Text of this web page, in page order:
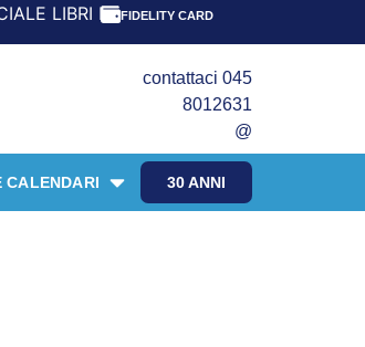
LIBRI PER I 30 ANNI DEL FRANGENTE!
FIDELITY CARD
contattaci 045
8012631
@
30 ANNI
CALENDARI